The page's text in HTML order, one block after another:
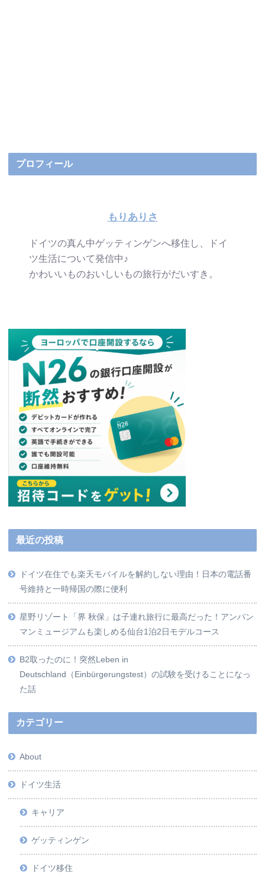
プロフィール
もりありさ
ドイツの真ん中ゲッティンゲンへ移住し、ドイ
ツ生活について発信中♪
かわいいものおいしいもの旅行がだいすき。
最近の投稿
ドイツ在住でも楽天モバイルを解約しない理由！日本の電話番
号維持と一時帰国の際に便利
星野リゾート「界 秋保」は子連れ旅行に最高だった！アンパン
マンミュージアムも楽しめる仙台1泊2日モデルコース
B2取ったのに！突然Leben in
Deutschland（Einbürgerungstest）の試験を受けることになっ
た話
カテゴリー
About
ドイツ生活
キャリア
ゲッティンゲン
ドイツ移住